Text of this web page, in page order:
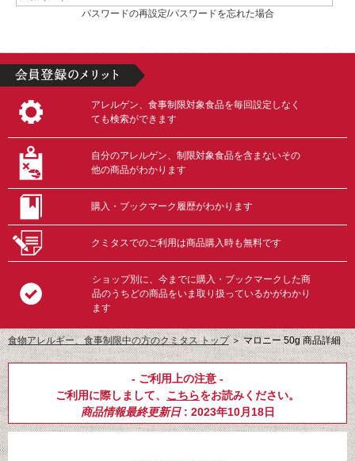
パスワードの再設定/パスワードを忘れた場合
アレルゲン、食事制限対象食品を毎回設定しなく
ても検索ができます
自分のアレルゲン、制限対象食品を含まないその
他の商品がわかります
購入・ブックマーク履歴がわかります
クミタスでのご利用は商品購入時も無料です
ショップ別に、今までに購入・ブックマークした商
品のうちどの商品をいま取り扱っているかがわかり
ます
食物アレルギー、食事制限中の方のクミタス トップ＞マロニー 50g 商品詳細
- ご利用上の注意 -
ご利用に際しまして、 こちらをお読みください。
商品情報最終更新日: 2023年10月18日